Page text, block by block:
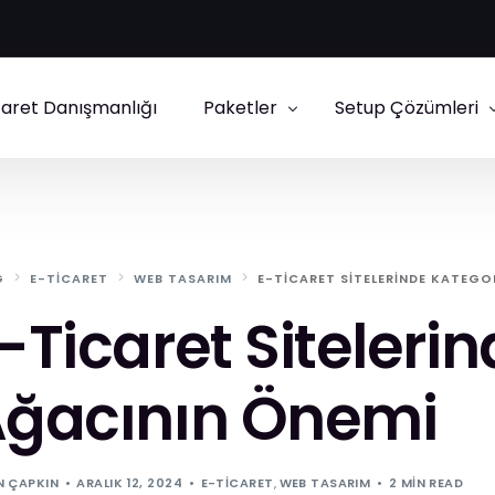
Danışmanlığı Paketler Setup Çözümleri
Ticimax Setup
ikas Setup
E-TICARET WEB TASARIM E-TICARET SITELERINDE
Ticaret
Önemi
ÇAPKIN ARALIK 12, 2024 E-TICARET,WEB TASARIM 2 MIN READ